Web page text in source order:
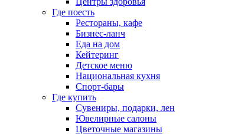
Где поесть
Рестораны, кафе
Бизнес-ланч
Еда на дом
Кейтеринг
Детское меню
Национальная кухня
Спорт-бары
Где купить
Сувениры, подарки, лен
Ювелирные салоны
Цветочные магазины